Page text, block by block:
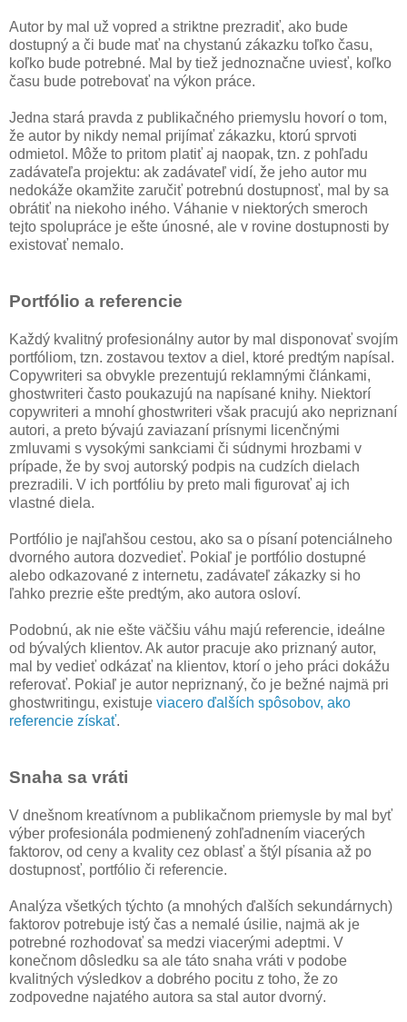
Autor by mal už vopred a striktne prezradiť, ako bude
dostupný a či bude mať na chystanú zákazku toľko času,
koľko bude potrebné. Mal by tiež jednoznačne uviesť, koľko
času bude potrebovať na výkon práce.
Jedna stará pravda z publikačného priemyslu hovorí o tom,
že autor by nikdy nemal prijímať zákazku, ktorú sprvoti
odmietol. Môže to pritom platiť aj naopak, tzn. z pohľadu
zadávateľa projektu: ak zadávateľ vidí, že jeho autor mu
nedokáže okamžite zaručiť potrebnú dostupnosť, mal by sa
obrátiť na niekoho iného. Váhanie v niektorých smeroch
tejto spolupráce je ešte únosné, ale v rovine dostupnosti by
existovať nemalo.
Portfólio a referencie
Každý kvalitný profesionálny autor by mal disponovať svojím
portfóliom, tzn. zostavou textov a diel, ktoré predtým napísal.
Copywriteri sa obvykle prezentujú reklamnými článkami,
ghostwriteri často poukazujú na napísané knihy. Niektorí
copywriteri a mnohí ghostwriteri však pracujú ako nepriznaní
autori, a preto bývajú zaviazaní prísnymi licenčnými
zmluvami s vysokými sankciami či súdnymi hrozbami v
prípade, že by svoj autorský podpis na cudzích dielach
prezradili. V ich portfóliu by preto mali figurovať aj ich
vlastné diela.
Portfólio je najľahšou cestou, ako sa o písaní potenciálneho
dvorného autora dozvedieť. Pokiaľ je portfólio dostupné
alebo odkazované z internetu, zadávateľ zákazky si ho
ľahko prezrie ešte predtým, ako autora osloví.
Podobnú, ak nie ešte väčšiu váhu majú referencie, ideálne
od bývalých klientov. Ak autor pracuje ako priznaný autor,
mal by vedieť odkázať na klientov, ktorí o jeho práci dokážu
referovať. Pokiaľ je autor nepriznaný, čo je bežné najmä pri
ghostwritingu, existuje viacero ďalších spôsobov, ako
referencie získať.
Snaha sa vráti
V dnešnom kreatívnom a publikačnom priemysle by mal byť
výber profesionála podmienený zohľadnením viacerých
faktorov, od ceny a kvality cez oblasť a štýl písania až po
dostupnosť, portfólio či referencie.
Analýza všetkých týchto (a mnohých ďalších sekundárnych)
faktorov potrebuje istý čas a nemalé úsilie, najmä ak je
potrebné rozhodovať sa medzi viacerými adeptmi. V
konečnom dôsledku sa ale táto snaha vráti v podobe
kvalitných výsledkov a dobrého pocitu z toho, že zo
zodpovedne najatého autora sa stal autor dvorný.